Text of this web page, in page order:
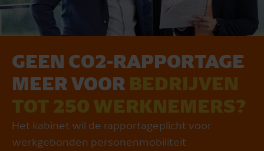
GEEN CO2-RAPPORTAGE
MEER VOOR BEDRIJVEN
TOT 250 WERKNEMERS?
Het kabinet wil de rapportageplicht voor
werkgebonden personenmobiliteit